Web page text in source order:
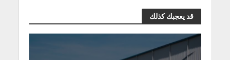
قد يعجبك كذلك